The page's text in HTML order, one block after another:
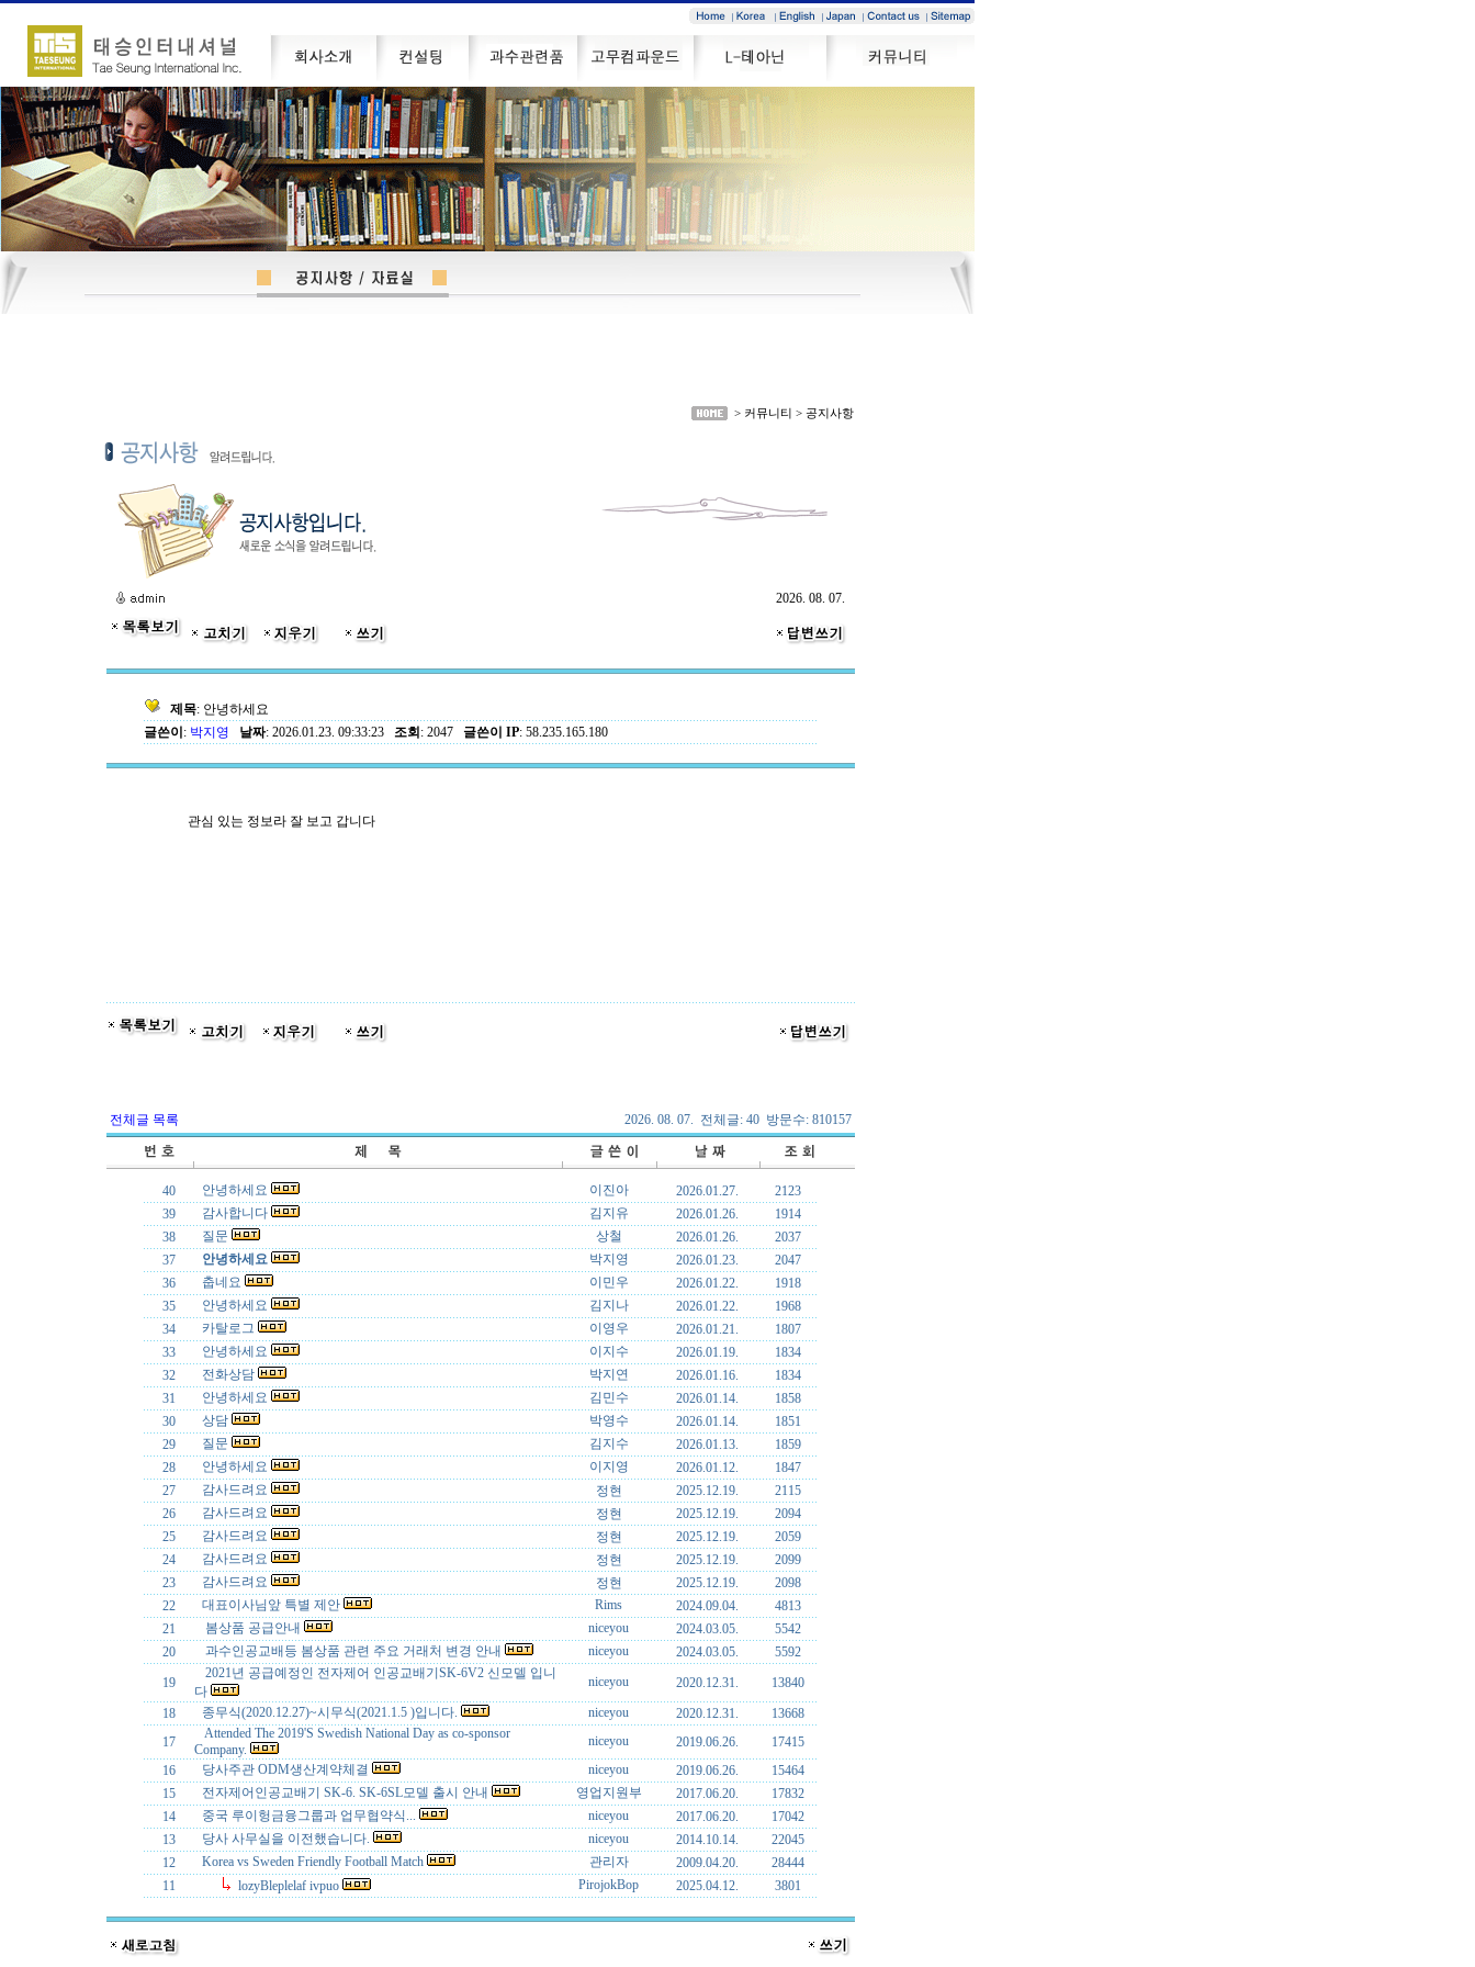
> 커뮤니티 > 공지사항
2026. 08. 07.
제목: 안녕하세요
글쓴이 : 박지영 날짜: 2026.01.23. 09:33:23 조회 : 2047 글쓴이 IP: 58.235.165.180
관심 있는 정보라 잘 보고 갑니다
전체글 목록 2026. 08. 07. 전체글: 40 방문수: 810157
40 안녕하세요 이진아 2026.01.27.
2123
39
감사합니다 김지유 2026.01.26.
1914
38
질문 상철 2026.01.26.
2037
37
안녕하세요 박지영 2026.01.23.
2047
36
춥네요 이민우 2026.01.22.
1918
35
안녕하세요 김지나 2026.01.22.
1968
34
카탈로그 이영우 2026.01.21.
1807
33
안녕하세요 이지수 2026.01.19.
1834
32
전화상담 박지연 2026.01.16.
1834
31
안녕하세요 김민수 2026.01.14.
1858
30
상담 박영수 2026.01.14.
1851
29
질문 김지수 2026.01.13.
1859
28
안녕하세요 이지영 2026.01.12.
1847
27
감사드려요 정현 2025.12.19.
2115
26
감사드려요 정현 2025.12.19.
2094
25
감사드려요 정현 2025.12.19.
2059
24
감사드려요 정현 2025.12.19.
2099
23
감사드려요 정현 2025.12.19.
2098
22
대표이사님앞 특별 제안 Rims 2024.09.04.
4813
21
봄상품 공급안내 niceyou 2024.03.05.
5542
20
과수인공교배등 봄상품 관련 주요 거래처 변경 안내 niceyou 2024.03.05.
5592
19
2021년 공급예정인 전자제어 인공교배기SK-6V2 신모델 입니
다
niceyou 2020.12.31.
13840
18
종무식(2020.12.27)~시무식(2021.1.5 )입니다. niceyou 2020.12.31.
13668
17
Attended The 2019'S Swedish National Day as co-sponsor
Company.
niceyou 2019.06.26.
17415
16
당사주관 ODM생산계약체결 niceyou 2019.06.26.
15464
15
전자제어인공교배기 SK-6. SK-6SL모델 출시 안내 영업지원부 2017.06.20.
17832
14
중국 루이헝금융그룹과 업무협약식... niceyou 2017.06.20.
17042
13
당사 사무실을 이전했습니다. niceyou 2014.10.14.
22045
12
Korea vs Sweden Friendly Football Match 관리자 2009.04.20.
28444
11
lozyBleplelaf ivpuo PirojokBop 2025.04.12. 3801